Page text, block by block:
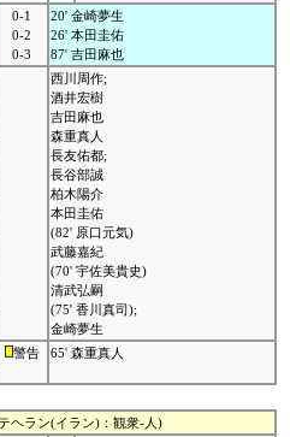
0-1
0-2
0-3
20' 金崎夢生
26' 本田圭佑
87' 吉田麻也
西川周作;
酒井宏樹
吉田麻也
森重真人
長友佑都;
長谷部誠
柏木陽介
本田圭佑
(82' 原口元気)
武藤嘉紀
(70' 宇佐美貴史)
清武弘嗣
(75' 香川真司);
金崎夢生
警告 65' 森重真人
ヘラン(イラン)：観衆-人)